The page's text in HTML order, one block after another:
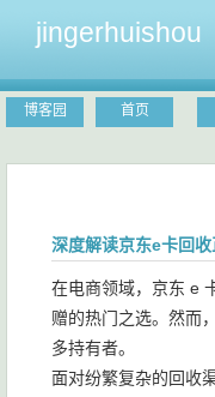
jingerhuishou
博客园 首页
深度解读京东e卡回收
在电商领域，京东 e
赠的热门之选。然而
多持有者。
面对纷繁复杂的回收